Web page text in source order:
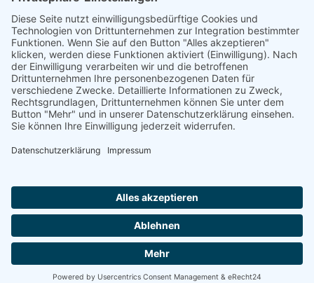
Förderung
© 1987 – 2025
Storchenhof Loburg e.V.
Alle Rechte vorbehalten.
Cookie-Einstellungen
Navigation überspringen
Impressum
Haftungsausschluss
Facebook
YouTube